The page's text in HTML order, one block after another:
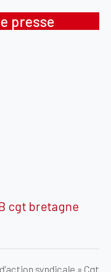
presse
cgt bretagne
syndicale » Cgt